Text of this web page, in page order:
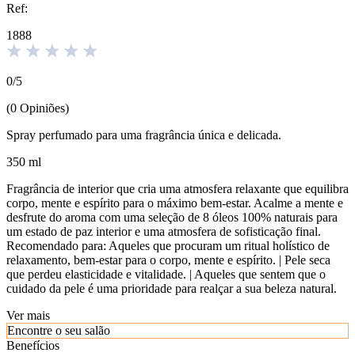
Ref:
1888
0/5
(0 Opiniões)
Spray perfumado para uma fragrância única e delicada.
350 ml
Fragrância de interior que cria uma atmosfera relaxante que equilibra
corpo, mente e espírito para o máximo bem-estar. Acalme a mente e
desfrute do aroma com uma seleção de 8 óleos 100% naturais para
um estado de paz interior e uma atmosfera de sofisticação final.
Recomendado para: Aqueles que procuram um ritual holístico de
relaxamento, bem-estar para o corpo, mente e espírito. | Pele seca
que perdeu elasticidade e vitalidade. | Aqueles que sentem que o
cuidado da pele é uma prioridade para realçar a sua beleza natural.
Ver mais
Encontre o seu salão
Benefícios